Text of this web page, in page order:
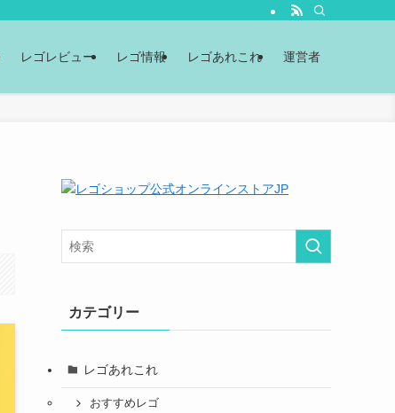
レゴレビュー レゴ情報 レゴあれこれ 運営者
カテゴリー
レゴあれこれ
おすすめレゴ